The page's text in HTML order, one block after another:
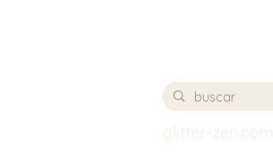
glitter-zen.com